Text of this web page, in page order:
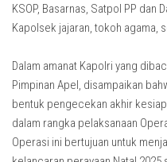
KSOP, Basarnas, Satpol PP dan
Kapolsek jajaran, tokoh agama,
Dalam amanat Kapolri yang
Pimpinan Apel, disampaikan
bentuk pengecekan akhir
dalam rangka pelaksanaan
Operasi ini bertujuan untuk